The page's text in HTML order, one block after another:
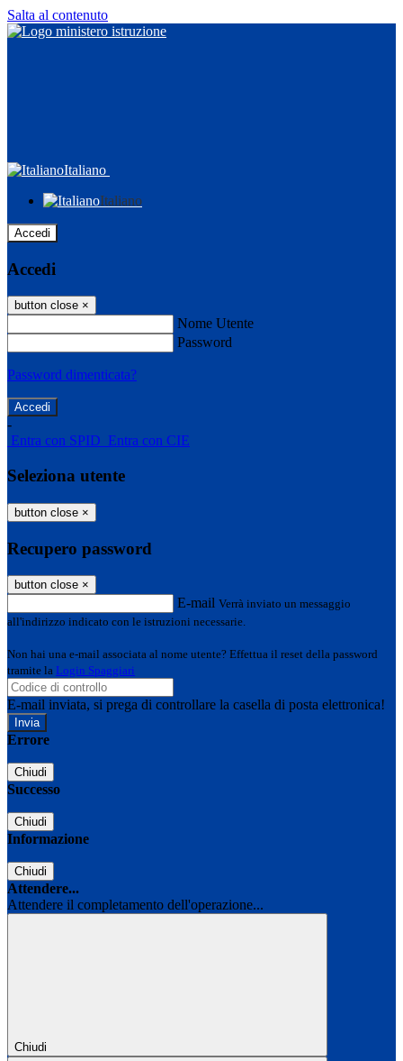
Salta al contenuto
Italiano
Italiano
Accedi
Accedi
button close ×
Nome Utente
Password
Password dimenticata?
-
Entra con SPID Entra con CIE
Seleziona utente
button close ×
Recupero password
button close ×
E-mail Verrà inviato un messaggio
all'indirizzo indicato con le istruzioni necessarie.
Non hai una e-mail associata al nome utente? Effettua il reset della password
tramite la Login Spaggiari
E-mail inviata, si prega di controllare la casella di posta elettronica!
Errore
Chiudi
Successo
Chiudi
Informazione
Chiudi
Attendere...
Attendere il completamento dell'operazione...
Chiudi